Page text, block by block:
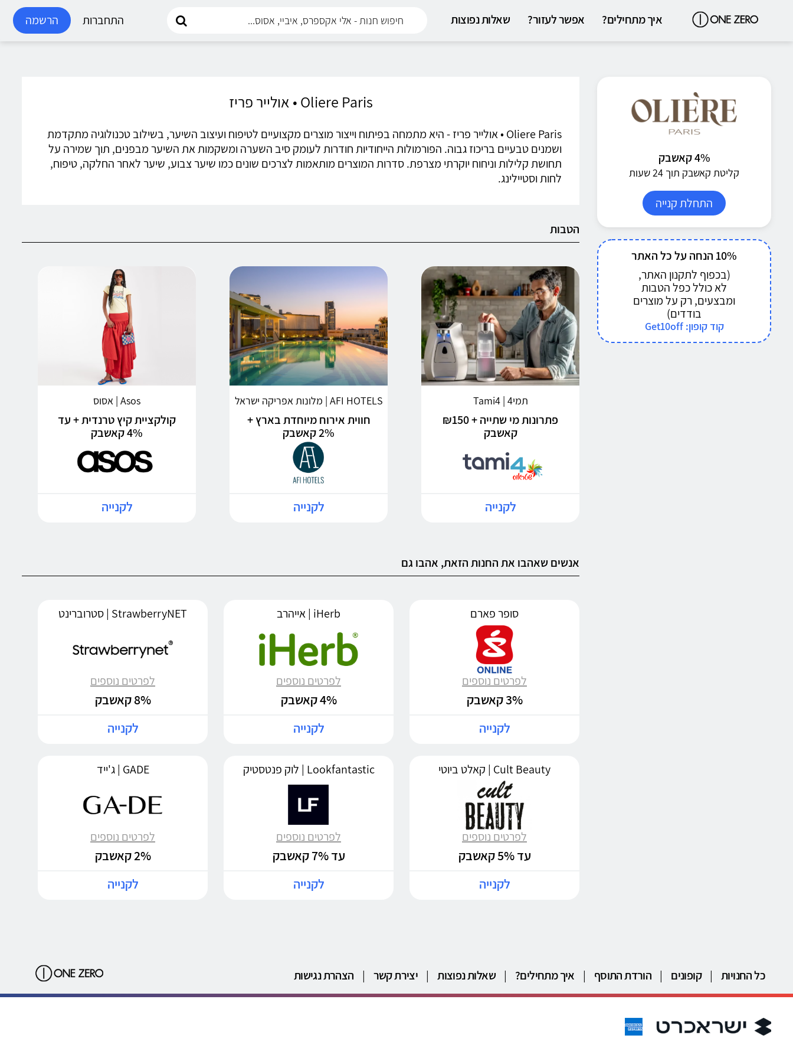
איך מתחילים? אפשר לעזור? שאלות נפוצות הרשמה התחברות
4% קאשבק
קליטת קאשבק תוך 24 שעות
התחלת קנייה
10% הנחה על כל האתר
(בכפוף לתקנון האתר,
לא כולל כפל הטבות
ומבצעים, רק על מוצרים
בודדים)
קוד קופון: Get10off
Oliere Paris • אולייר פריז
Oliere Paris • אולייר פריז - היא מתמחה בפיתוח וייצור מוצרים מקצועיים לטיפוח ועיצוב השיער, בשילוב טכנולוגיה מתקדמת
ושמנים טבעיים בריכוז גבוה. הפורמולות הייחודיות חודרות לעומק סיב השערה ומשקמות את השיער מבפנים, תוך שמירה על
תחושת קלילות וניחוח יוקרתי מצרפת. סדרות המוצרים מותאמות לצרכים שונים כמו שיער צבוע, שיער לאחר החלקה, טיפוח,
לחות וסטיילינג.
הטבות
תמי4 | Tami4
פתרונות מי שתייה + ₪150
קאשבק
לקנייה
AFI HOTELS | מלונות אפריקה ישראל
חווית אירוח מיוחדת בארץ +
2% קאשבק
לקנייה
Asos | אסוס
קולקציית קיץ טרנדית + עד
4% קאשבק
לקנייה
אנשים שאהבו את החנות הזאת, אהבו גם
סופר פארם
לפרטים נוספים
3% קאשבק
לקנייה
iHerb | אייהרב
לפרטים נוספים
4% קאשבק
לקנייה
StrawberryNET | סטרוברינט
לפרטים נוספים
8% קאשבק
לקנייה
Cult Beauty | קאלט ביוטי
לפרטים נוספים
עד 5% קאשבק
לקנייה
Lookfantastic | לוק פנטסטיק
לפרטים נוספים
עד 7% קאשבק
לקנייה
GADE | ג'ייד
לפרטים נוספים
2% קאשבק
לקנייה
כל החנויות | קופונים | הורדת התוסף | איך מתחילים? | שאלות נפוצות | יצירת קשר | הצהרת נגישות